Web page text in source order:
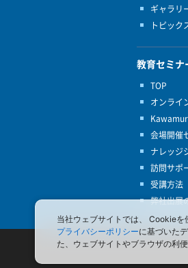
ギャラリ
トピック
教育セミナ
TOP
オンライ
会場開催
ナレッジ
訪問サポ
受講方法
弊社出展
当社ウェブサイトでは、 Cookieを
プライバシーポリシーに基づいた
た、ウェブサイトやブラウザの利